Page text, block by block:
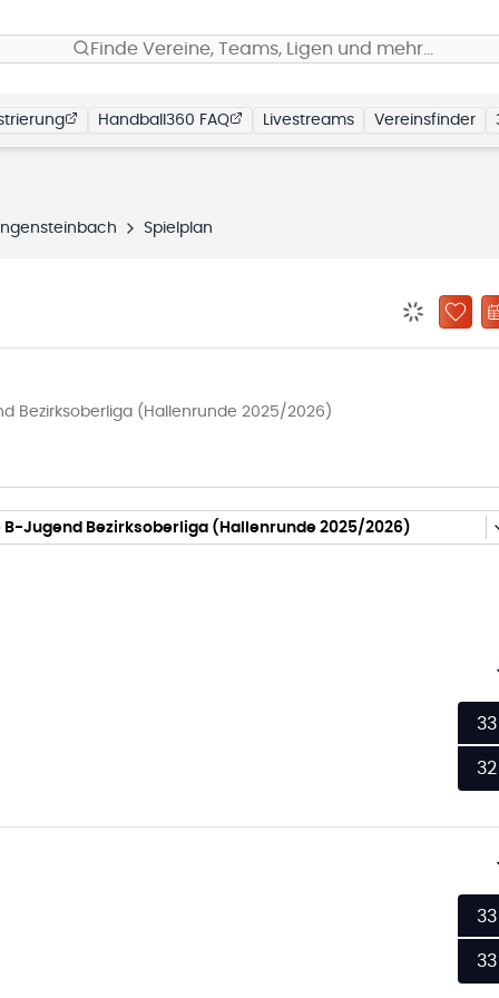
Finde Vereine, Teams, Ligen und mehr…
Handball360 FAQ Livestreams Vereinsfinder
Spielplan
ZU
Bezirksoberliga (Hallenrunde 2025/2026)
Jugend Bezirksoberliga (Hallenrunde 2025/2026)
33
32
33
33